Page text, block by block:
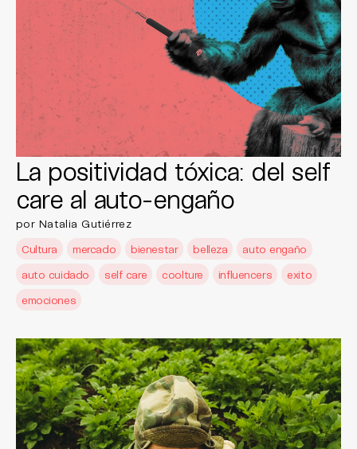
La positividad tóxica: del self
care al auto-engaño
por Natalia Gutiérrez
Cultura
mercado bienestar belleza
auto engaño
auto cuidado
self care coolture influencers
exito
emociones